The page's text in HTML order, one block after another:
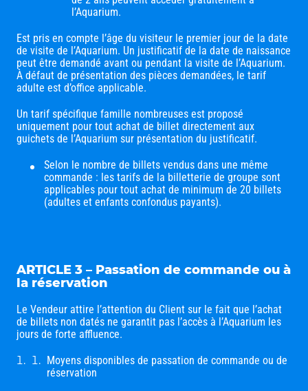
l’Aquarium.
Est pris en compte l’âge du visiteur le premier jour de la date
de visite de l’Aquarium. Un justificatif de la date de naissance
peut être demandé avant ou pendant la visite de l’Aquarium.
À défaut de présentation des pièces demandées, le tarif
adulte est d’office applicable.
Un tarif spécifique famille nombreuses est proposé
uniquement pour tout achat de billet directement aux
guichets de l’Aquarium sur présentation du justificatif.
Selon le nombre de billets vendus dans une même
commande : les tarifs de la billetterie de groupe sont
applicables pour tout achat de minimum de 20 billets
(adultes et enfants confondus payants).
ARTICLE 3 – Passation de commande ou à
la réservation
Le Vendeur attire l’attention du Client sur le fait que l’achat
de billets non datés ne garantit pas l’accès à l’Aquarium les
jours de forte affluence.
Moyens disponibles de passation de commande ou de
réservation